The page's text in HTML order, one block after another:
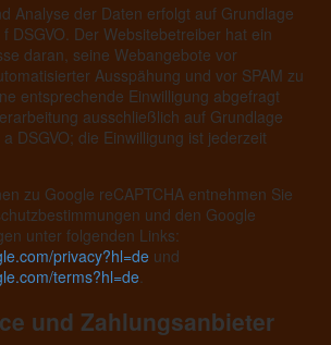
Analyse der Daten erfolgt auf Grundlage
DSGVO. Der Websitebetreiber hat ein
daran, seine Webangebote vor
Ausspähung und vor SPAM zu
entsprechende Einwilligung abgefragt
ausschließlich auf Grundlage
DSGVO; die Einwilligung ist jederzeit
zu Google reCAPTCHA entnehmen Sie
und den Google
unter folgenden Links:
privacy?hl=de und
terms?hl=de
und Zahlungs­anbieter